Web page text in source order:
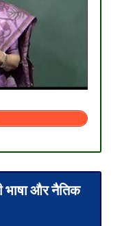
भाषा और नैतिक